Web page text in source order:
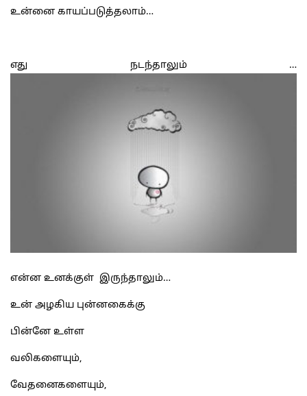
உன்னை காயப்படுத்தலாம்…
எது நடந்தாலும் …
என்ன உனக்குள் இருந்தாலும்…
உன் அழகிய புன்னகைக்கு
பின்னே உள்ள
வலிகளையும்,
வேதனைகளையும்,